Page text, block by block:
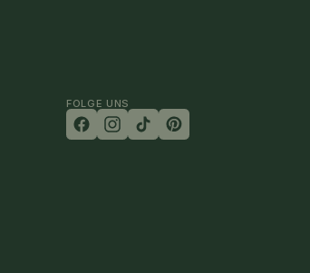
FOLGE UNS